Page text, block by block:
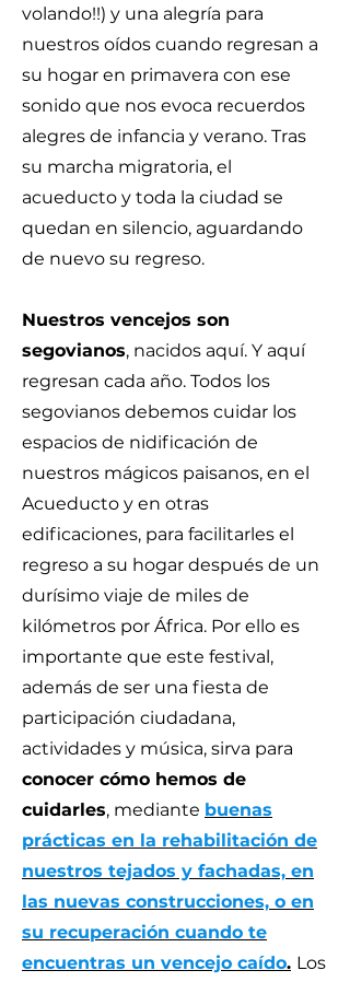
volando!!) y una alegría para
nuestros oídos cuando regresan a
su hogar en primavera con ese
sonido que nos evoca recuerdos
alegres de infancia y verano. Tras
su marcha migratoria, el
acueducto y toda la ciudad se
quedan en silencio, aguardando
de nuevo su regreso.
Nuestros vencejos son
segovianos, nacidos aquí. Y aquí
regresan cada año. Todos los
segovianos debemos cuidar los
espacios de nidificación de
nuestros mágicos paisanos, en el
Acueducto y en otras
edificaciones, para facilitarles el
regreso a su hogar después de un
durísimo viaje de miles de
kilómetros por África. Por ello es
importante que este festival,
además de ser una fiesta de
participación ciudadana,
actividades y música, sirva para
conocer cómo hemos de
cuidarles, mediante buenas
prácticas en la rehabilitación de
nuestros tejados y fachadas, en
las nuevas construcciones, o en
su recuperación cuando te
encuentras un vencejo caído. Los